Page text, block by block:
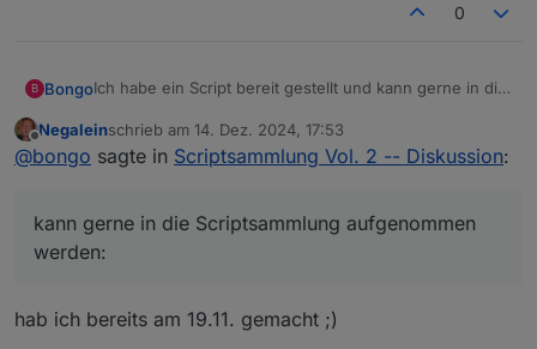
0
B BongoIch habe ein Script bereit gestellt und kann gerne in die
Script - Die sprechende Kaffeemaschine – Home
Connect
Ziel - Was kann das Programm?
Status und Hinweise der Kaffeemaschine soll über
Favoriten (Profil) der Kaffeespezialitäten (Kaffee
Offline
Negaleinschrieb am 14. Dez. 2024, 17:53
zuletzt editiert von
@bongo sagte in Scriptsammlung Vol. 2 -- Diskussion:
kann gerne in die Scriptsammlung aufgenommen
werden:
hab ich bereits am 19.11. gemacht ;)